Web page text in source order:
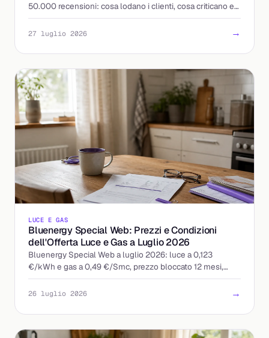
50.000 recensioni: cosa lodano i clienti, cosa criticano e
come leggere le opinioni prima di attivare.
27 luglio 2026 →
LUCE E GAS
Bluenergy Special Web: Prezzi e Condizioni
dell'Offerta Luce e Gas a Luglio 2026
Bluenergy Special Web a luglio 2026: luce a 0,123
€/kWh e gas a 0,49 €/Smc, prezzo bloccato 12 mesi,
quota fissa 9 €/mese. Ecco a chi conviene davvero.
26 luglio 2026 →